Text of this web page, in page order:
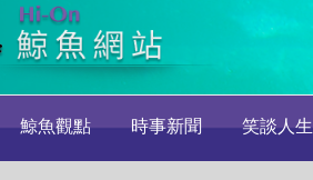
鯨魚觀點 時事新聞 笑談人生